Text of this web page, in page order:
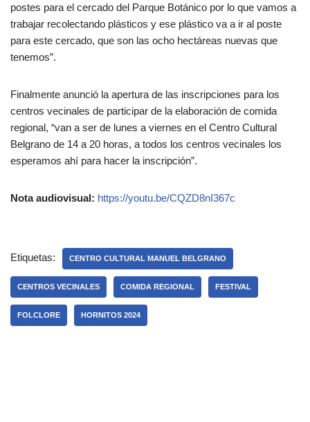
postes para el cercado del Parque Botánico por lo que vamos a
trabajar recolectando plásticos y ese plástico va a ir al poste
para este cercado, que son las ocho hectáreas nuevas que
tenemos”.
Finalmente anunció la apertura de las inscripciones para los
centros vecinales de participar de la elaboración de comida
regional, “van a ser de lunes a viernes en el Centro Cultural
Belgrano de 14 a 20 horas, a todos los centros vecinales los
esperamos ahí para hacer la inscripción”.
Nota audiovisual: https://youtu.be/CQZD8nI367c
Etiquetas: CENTRO CULTURAL MANUEL BELGRANO
CENTROS VECINALES COMIDA REGIONAL FESTIVAL
FOLCLORE HORNITOS 2024